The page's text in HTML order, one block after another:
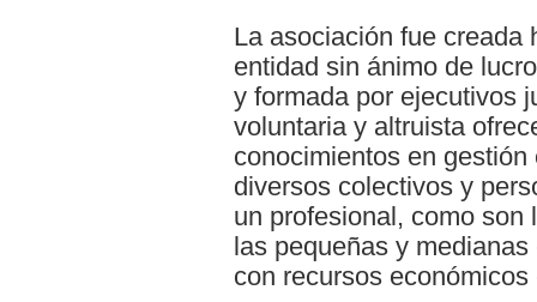
La asociación fue creada
entidad sin ánimo de
y formada por ejecutivos
voluntaria y altruista
conocimientos en
diversos colectivos y
un profesional, como son
las pequeñas y
con recursos económicos